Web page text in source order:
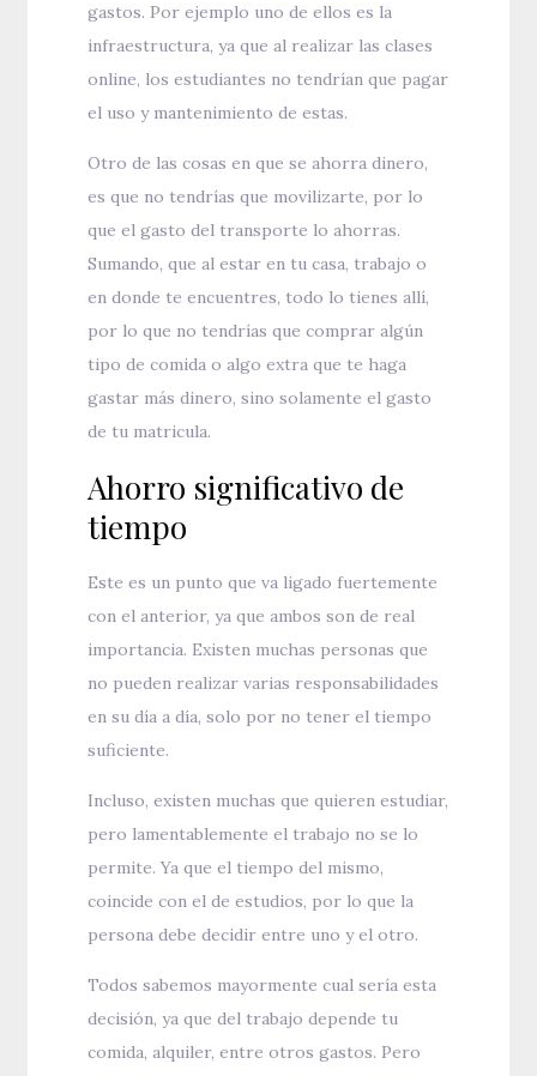
gastos. Por ejemplo uno de ellos es la
infraestructura, ya que al realizar las clases
online, los estudiantes no tendrían que pagar
el uso y mantenimiento de estas.
Otro de las cosas en que se ahorra dinero,
es que no tendrías que movilizarte, por lo
que el gasto del transporte lo ahorras.
Sumando, que al estar en tu casa, trabajo o
en donde te encuentres, todo lo tienes allí,
por lo que no tendrías que comprar algún
tipo de comida o algo extra que te haga
gastar más dinero, sino solamente el gasto
de tu matricula.
Ahorro significativo de
tiempo
Este es un punto que va ligado fuertemente
con el anterior, ya que ambos son de real
importancia. Existen muchas personas que
no pueden realizar varias responsabilidades
en su día a día, solo por no tener el tiempo
suficiente.
Incluso, existen muchas que quieren estudiar,
pero lamentablemente el trabajo no se lo
permite. Ya que el tiempo del mismo,
coincide con el de estudios, por lo que la
persona debe decidir entre uno y el otro.
Todos sabemos mayormente cual sería esta
decisión, ya que del trabajo depende tu
comida, alquiler, entre otros gastos. Pero